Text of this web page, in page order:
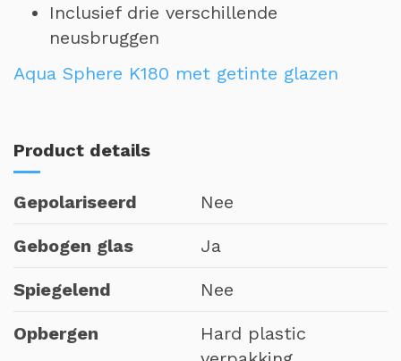
Inclusief drie verschillende
neusbruggen
Aqua Sphere K180 met getinte glazen
Product details
Gepolariseerd Nee
Gebogen glas Ja
Spiegelend Nee
Opbergen
Hard plastic